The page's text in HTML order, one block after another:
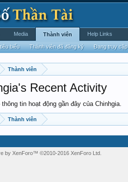
Thành viên
Recent Activity
thông tin hoạt động gần đây của Chinhgia.
Thành viên
Media Thành viên
biểu Thành viên đã đăng ký Đang truy cập
Help Links
by XenForo™ ©2010-2016 XenForo Ltd.